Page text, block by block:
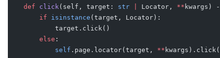
    def
click (self, target: str Locator, ** kwargs)
        if
isinstance (target, Locator):
            target.click()
        else
:
            self
.page.locator(target, **